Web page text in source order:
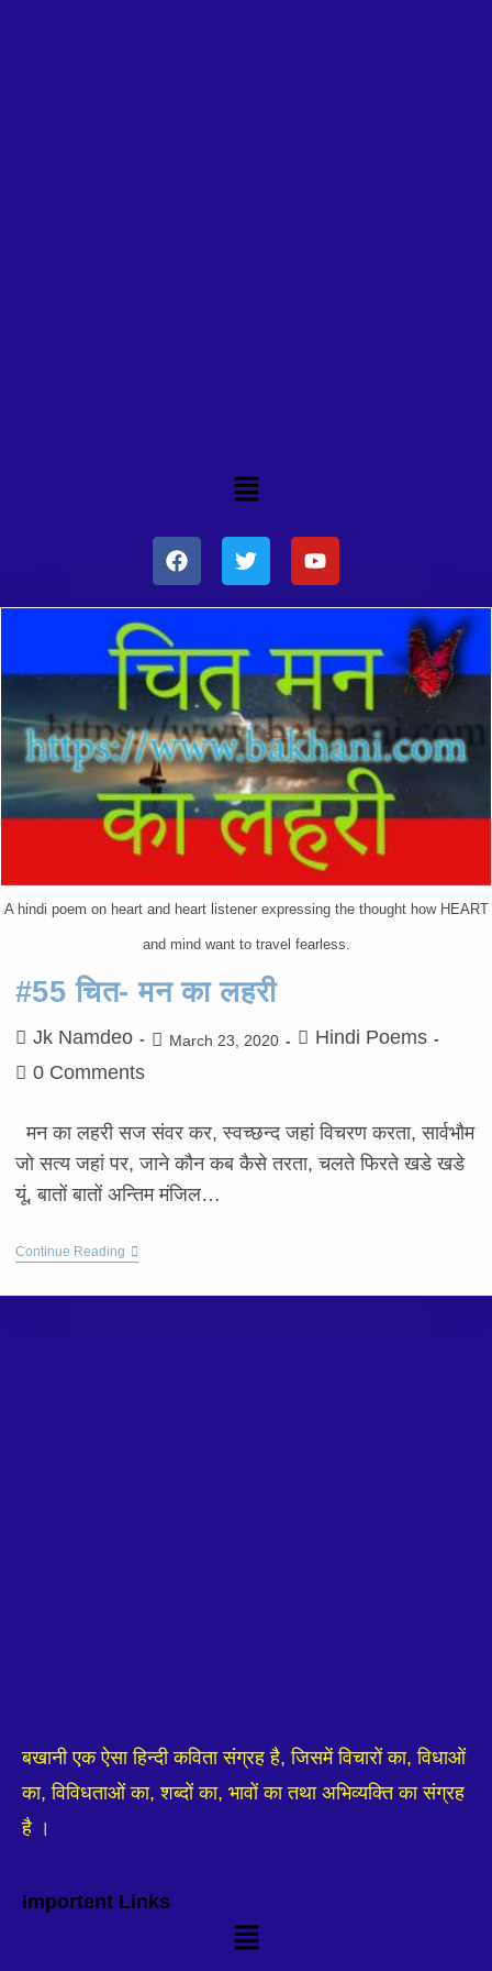
A hindi poem on heart and heart listener expressing the thought how HEART
and mind want to travel fearless.
#55 चित- मन का लहरी
Jk Namdeo March 23, 2020
Hindi Poems
0 Comments
मन का लहरी सज संवर कर, स्वच्छन्द जहां विचरण करता, सार्वभौम
जो सत्य जहां पर, जाने कौन कब कैसे तरता, चलते फिरते खडे खडे
यूं, बातों बातों अन्तिम मंजिल…
Continue Reading
बखानी एक ऐसा हिन्दी कविता संग्रह है, जिसमें विचारों का, विधाओं
का, विविधताओं का, शब्दों का, भावों का तथा अभिव्यक्ति का संग्रह
है ।
Importent Links